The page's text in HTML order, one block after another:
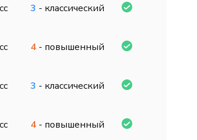
3 - классический
4 - повышенный
3 - классический
4 - повышенный